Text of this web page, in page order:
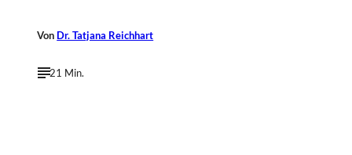
Von Dr. Tatjana Reichhart
21 Min.